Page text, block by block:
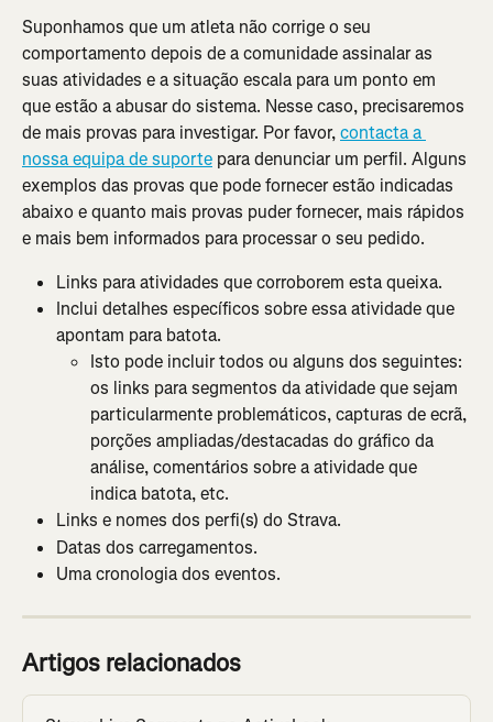
Suponhamos que um atleta não corrige o seu
comportamento depois de a comunidade assinalar as
suas atividades e a situação escala para um ponto em
que estão a abusar do sistema. Nesse caso, precisaremos
de mais provas para investigar. Por favor, contacta a
nossa equipa de suporte para denunciar um perfil. Alguns
exemplos das provas que pode fornecer estão indicadas
abaixo e quanto mais provas puder fornecer, mais rápidos
e mais bem informados para processar o seu pedido.
Links para atividades que corroborem esta queixa.
Inclui detalhes específicos sobre essa atividade que
apontam para batota.
Isto pode incluir todos ou alguns dos seguintes:
os links para segmentos da atividade que sejam
particularmente problemáticos, capturas de ecrã,
porções ampliadas/destacadas do gráfico da
análise, comentários sobre a atividade que
indica batota, etc.
Links e nomes dos perfi(s) do Strava.
Datas dos carregamentos.
Uma cronologia dos eventos.
Artigos relacionados